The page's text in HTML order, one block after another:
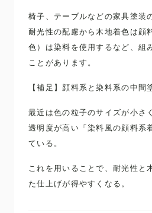
椅子、テーブルなどの家具塗装
耐光性の配慮から木地着色は顔
色）は染料を使用するなど、組
ことがあります。
【補足】顔料系と染料系の中間
最近は色の粒子のサイズが小さ
透明度が高い「染料風の顔料系
ている。
これを用いることで、耐光性と
た仕上げが得やすくなる。